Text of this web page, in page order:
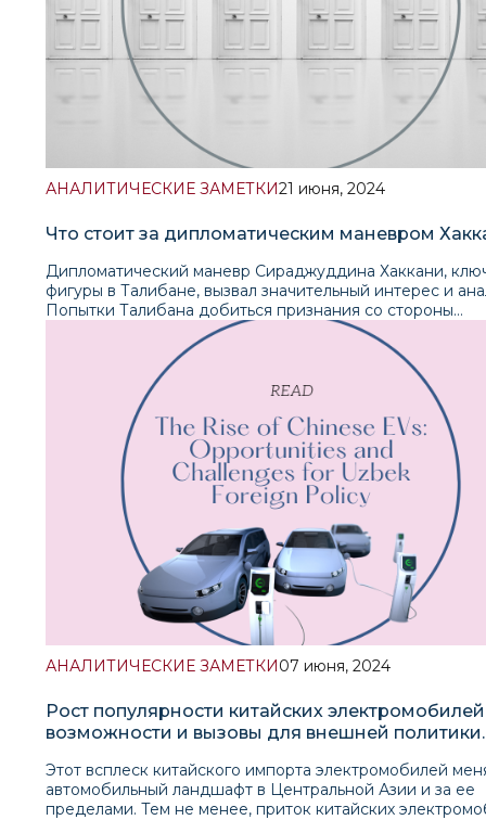
АНАЛИТИЧЕСКИЕ ЗАМЕТКИ21 июня, 2024
Что стоит за дипломатическим маневром
Дипломатический маневр Сираджуддина Хаккани,
фигуры в Талибане, вызвал значительный интерес и
Попытки Талибана добиться признания со стороны
международного сообщества привели к ряду событий,
которые предполагают изменение отношения
сообщества к Талибану. Недавние события, в том
исключение Казахстана Талибана из списка
террористических организаций, молчаливое признание
Россией контроля Талибана в Афганистане и
прием Президентом КНР афганского посла, указывают
растущее признание фактического правления
Талибана.Читать комментарий
АНАЛИТИЧЕСКИЕ ЗАМЕТКИ07 июня, 2024
Рост популярности китайских
возможности и вызовы для внешней политики
Этот всплеск китайского импорта электромобилей
автомобильный ландшафт в Центральной Азии и за ее
пределами. Тем не менее, приток китайских